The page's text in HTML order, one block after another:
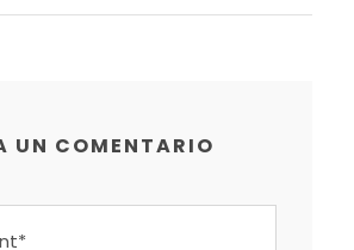
UN COMENTARIO